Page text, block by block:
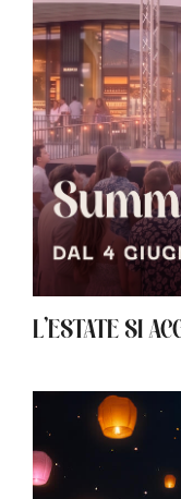
L’ESTATE SI